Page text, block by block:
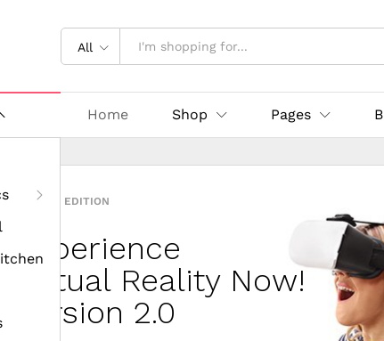
All
Home Shop Pages
LIMITED EDITION
Experience
Virtual Reality Now!
Version 2.0
5x
DISCOUNT
Wooden
Minimalist
Chair